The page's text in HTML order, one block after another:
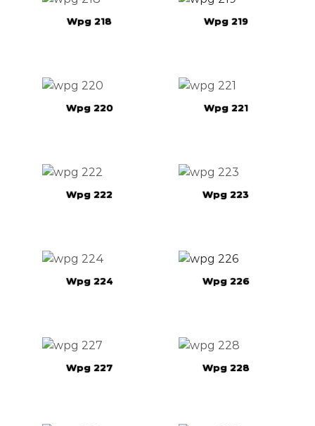
Wpg 218 Wpg 219
Wpg 220 Wpg 221
Wpg 222 Wpg 223
Wpg 224 Wpg 226
Wpg 227 Wpg 228